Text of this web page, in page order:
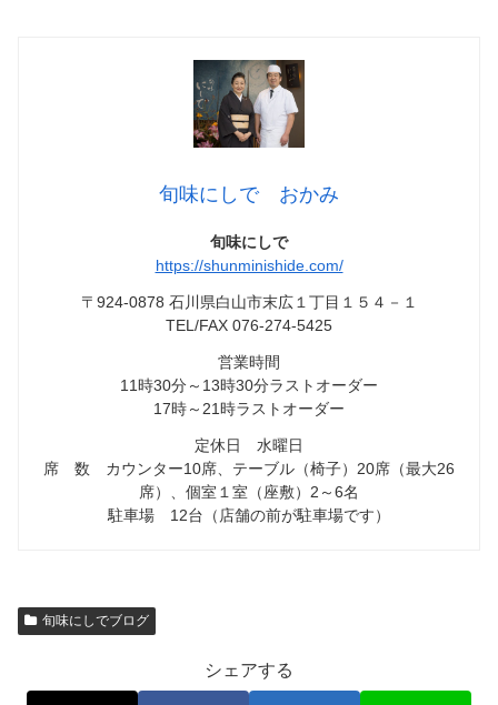
旬味にしで おかみ
旬味にしで
https://shunminishide.com/
〒924-0878 石川県白山市末広１丁目１５４－１
TEL/FAX 076-274-5425
営業時間
11時30分～13時30分ラストオーダー
17時～21時ラストオーダー
定休日 水曜日
席 数 カウンター10席、テーブル（椅子）20席（最大26
席）、個室１室（座敷）2～6名
駐車場 12台（店舗の前が駐車場です）
旬味にしでブログ
シェアする